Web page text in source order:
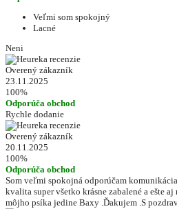
Veľmi som spokojný
Lacné
Neni
Overený zákazník
23.11.2025
100%
Odporúča obchod
Rychle dodanie
Overený zákazník
20.11.2025
100%
Odporúča obchod
Som veľmi spokojná odporúčam
kvalita super všetko krásne zabalené a ešte
môjho psíka jedine Baxy .Ďakujem .S